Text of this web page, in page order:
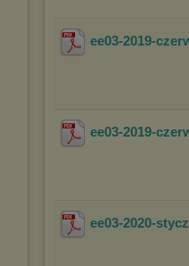
ee03-2019-
ee03-2019-
ee03-2020-